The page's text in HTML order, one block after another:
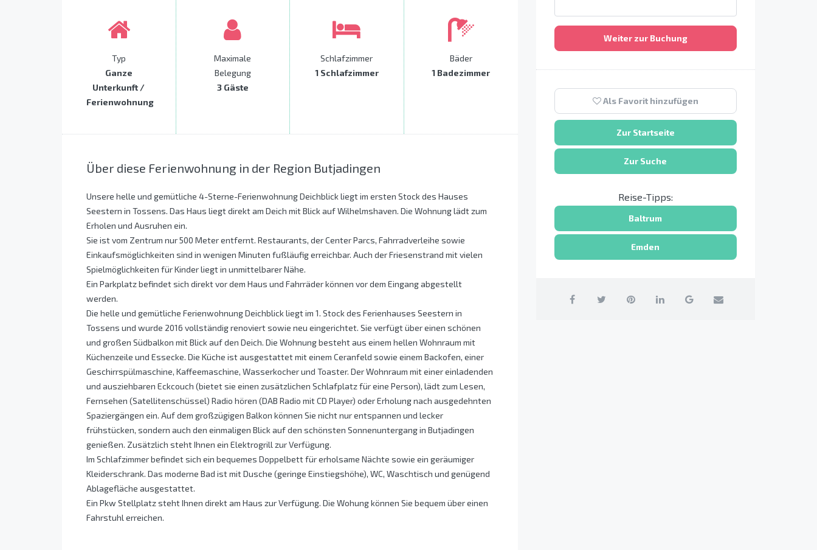
Typ
Ganze
Unterkunft /
Ferienwohnung
Maximale
Belegung
3 Gäste
Schlafzimmer
1 Schlafzimmer
Bäder
1 Badezimmer
Über diese Ferienwohnung in der Region Butjadingen
Unsere helle und gemütliche 4-Sterne-Ferienwohnung Deichblick liegt im ersten Stock des Hauses
Seestern in Tossens. Das Haus liegt direkt am Deich mit Blick auf Wilhelmshaven. Die Wohnung lädt zum
Erholen und Ausruhen ein.
Sie ist vom Zentrum nur 500 Meter entfernt. Restaurants, der Center Parcs, Fahrradverleihe sowie
Einkaufsmöglichkeiten sind in wenigen Minuten fußläufig erreichbar. Auch der Friesenstrand mit vielen
Spielmöglichkeiten für Kinder liegt in unmittelbarer Nähe.
Ein Parkplatz befindet sich direkt vor dem Haus und Fahrräder können vor dem Eingang abgestellt
werden.
Die helle und gemütliche Ferienwohnung Deichblick liegt im 1. Stock des Ferienhauses Seestern in
Tossens und wurde 2016 vollständig renoviert sowie neu eingerichtet. Sie verfügt über einen schönen
und großen Südbalkon mit Blick auf den Deich. Die Wohnung besteht aus einem hellen Wohnraum mit
Küchenzeile und Essecke. Die Küche ist ausgestattet mit einem Ceranfeld sowie einem Backofen, einer
Geschirrspülmaschine, Kaffeemaschine, Wasserkocher und Toaster. Der Wohnraum mit einer einladenden
und ausziehbaren Eckcouch (bietet sie einen zusätzlichen Schlafplatz für eine Person), lädt zum Lesen,
Fernsehen (Satellitenschüssel) Radio hören (DAB Radio mit CD Player) oder Erholung nach ausgedehnten
Spaziergängen ein. Auf dem großzügigen Balkon können Sie nicht nur entspannen und lecker
frühstücken, sondern auch den einmaligen Blick auf den schönsten Sonnenuntergang in Butjadingen
genießen. Zusätzlich steht Ihnen ein Elektrogrill zur Verfügung.
Im Schlafzimmer befindet sich ein bequemes Doppelbett für erholsame Nächte sowie ein geräumiger
Kleiderschrank. Das moderne Bad ist mit Dusche (geringe Einstiegshöhe), WC, Waschtisch und genügend
Ablagefläche ausgestattet.
Ein Pkw Stellplatz steht Ihnen direkt am Haus zur Verfügung. Die Wohung können Sie bequem über einen
Fahrstuhl erreichen.
Weiter zur Buchung
Als Favorit hinzufügen
Zur Startseite
Zur Suche
Reise-Tipps:
Baltrum
Emden